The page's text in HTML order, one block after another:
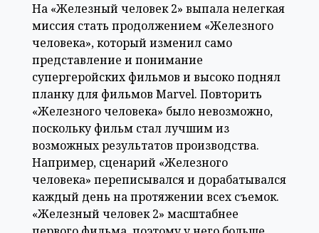
На «Железный человек 2» выпала нелегкая
миссия стать продолжением «Железного
человека», который изменил само
представление и понимание
супергеройских фильмов и высоко поднял
планку для фильмов Marvel. Повторить
«Железного человека» было невозможно,
поскольку фильм стал лучшим из
возможных результатов производства.
Например, сценарий «Железного
человека» переписывался и дорабатывался
каждый день на протяжении всех съемок.
«Железный человек 2» масштабнее